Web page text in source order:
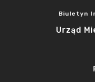
Biuletyn
Urząd